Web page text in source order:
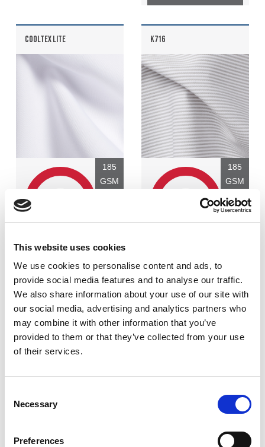
This website uses cookies
We use cookies to personalise content and ads, to
provide social media features and to analyse our traffic.
We also share information about your use of our site with
our social media, advertising and analytics partners who
may combine it with other information that you’ve
provided to them or that they’ve collected from your use
of their services.
Selection
Necessary
Preferences
COOLTEX LITE
185
GSM
Cotton - 50%
Polyester - 50%
Ausrüstung:
Knitterarm Finish
4/1 satin
K716
185
GSM
Polyester - 65%
Ausrüstung:
Farbe Woven
KIELDER 185